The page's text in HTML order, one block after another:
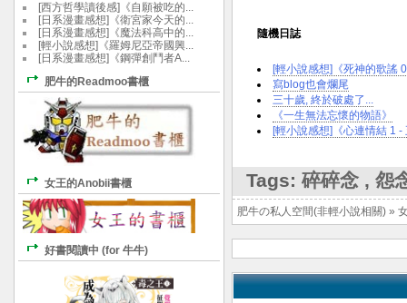
隨機日誌
[輕小說感想]《死神的歌謠
寫blog也會爛尾
三十歲, 終於破處了...
《一生無法忘懷的物語》
[輕小說感想]《心連情結 1
Tags: 碎碎念 , 怨
肥牛の私人空間(非輕小說相關) »
[西方哲學讀後感]《自願被吃的...
[日系漫畫感想]《衛宮家今天的...
[日系漫畫感想]《魔法科高中的...
[輕小說感想]《羅姆尼亞帝國興...
[日系漫畫感想]《鋼彈創鬥者A...
肥牛的Readmoo書櫃
女王的Anobii書櫃
好書閱讀中 (for 牛牛)